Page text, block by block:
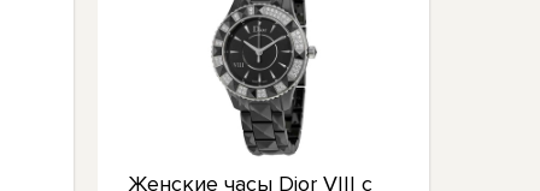
Женские часы Dior VIII с